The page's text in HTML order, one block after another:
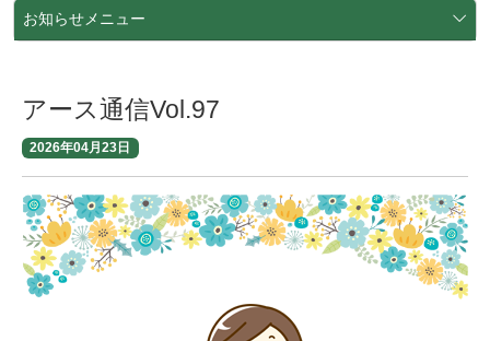
お知らせメニュー
アース通信Vol.97
2026年04月23日